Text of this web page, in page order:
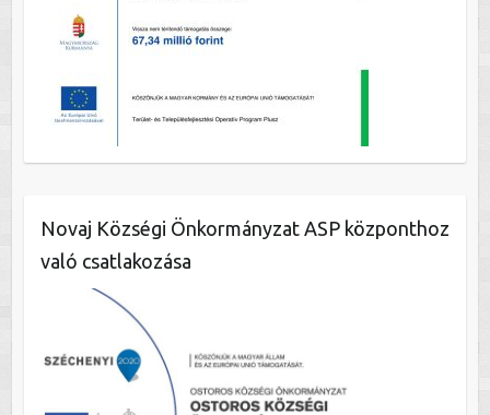
Novaj Községi Önkormányzat ASP központhoz
való csatlakozása